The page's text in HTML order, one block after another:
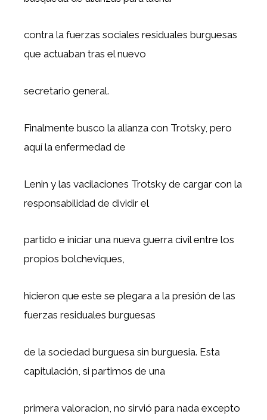
contra la fuerzas sociales residuales burguesas
que actuaban tras el nuevo
secretario general.
Finalmente busco la alianza con Trotsky, pero
aquí la enfermedad de
Lenin y las vacilaciones Trotsky de cargar con la
responsabilidad de dividir el
partido e iniciar una nueva guerra civil entre los
propios bolcheviques,
hicieron que este se plegara a la presión de las
fuerzas residuales burguesas
de la sociedad burguesa sin burguesia. Esta
capitulación, si partimos de una
primera valoracion, no sirvió para nada excepto